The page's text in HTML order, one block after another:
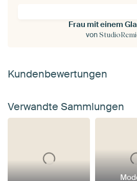
Frau mit einem
von
Kundenbewertungen
Verwandte Sammlungen